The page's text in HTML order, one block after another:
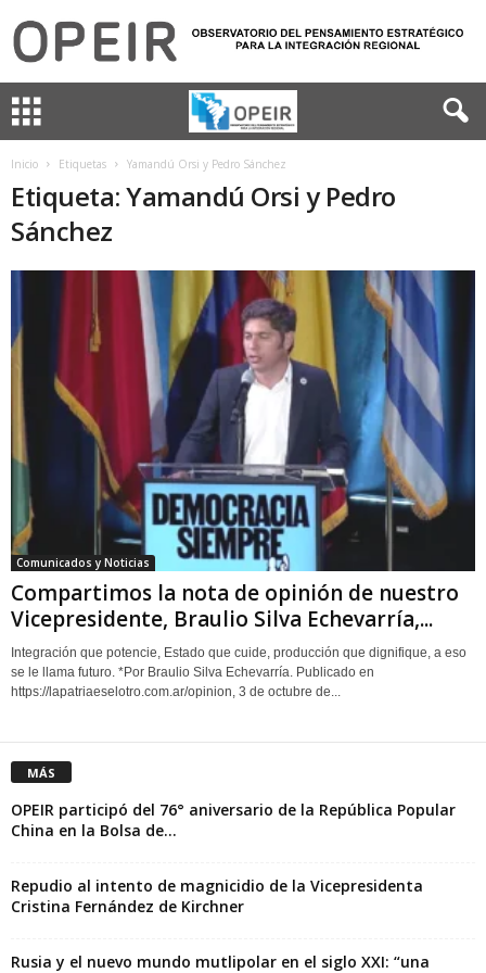
Inicio Etiquetas Yamandú Orsi y Pedro Sánchez
Etiqueta: Yamandú Orsi y Pedro
Sánchez
Comunicados y Noticias
Compartimos la nota de opinión de nuestro
Vicepresidente, Braulio Silva Echevarría,...
Integración que potencie, Estado que cuide, producción que dignifique, a eso
se le llama futuro. *Por Braulio Silva Echevarría. Publicado en
https://lapatriaeselotro.com.ar/opinion, 3 de octubre de...
MÁS
OPEIR participó del 76° aniversario de la República Popular
China en la Bolsa de...
Repudio al intento de magnicidio de la Vicepresidenta
Cristina Fernández de Kirchner
Rusia y el nuevo mundo mutlipolar en el siglo XXI: “una